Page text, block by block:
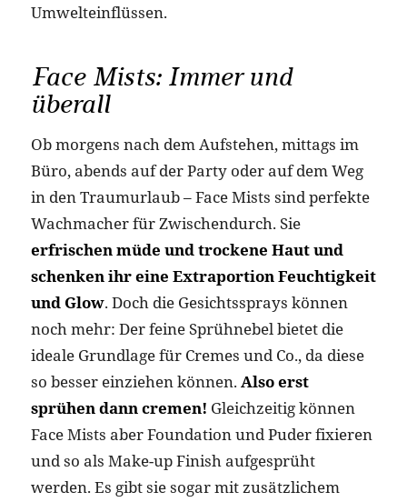
Umwelteinflüssen.
Face Mists: Immer und
überall
Ob morgens nach dem Aufstehen, mittags im
Büro, abends auf der Party oder auf dem Weg
in den Traumurlaub – Face Mists sind perfekte
Wachmacher für Zwischendurch. Sie
erfrischen müde und trockene Haut und
schenken ihr eine Extraportion Feuchtigkeit
und Glow. Doch die Gesichtssprays können
noch mehr: Der feine Sprühnebel bietet die
ideale Grundlage für Cremes und Co., da diese
so besser einziehen können. Also erst
sprühen dann cremen! Gleichzeitig können
Face Mists aber Foundation und Puder fixieren
und so als Make-up Finish aufgesprüht
werden. Es gibt sie sogar mit zusätzlichem